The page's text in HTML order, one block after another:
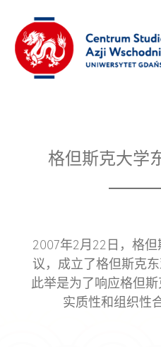
格但斯克大学
2007年2月22日，格
议，成立了格但斯克
此举是为了响应格但
实质性和组织性